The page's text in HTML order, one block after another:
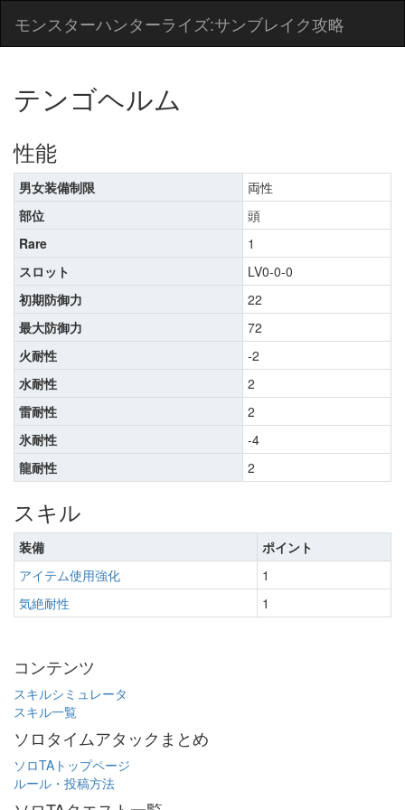
モンスターハンターライズ:サンブレイク攻略
テンゴヘルム
性能
男女装備制限
両性
部位
頭
Rare
1
スロット
LV0-0-0
初期防御力
22
最大防御力
72
火耐性
-2
水耐性
2
雷耐性
2
氷耐性
-4
龍耐性
2
スキル
装備
ポイント
アイテム使用強化
1
気絶耐性
1
コンテンツ
スキルシミュレータ
スキル一覧
ソロタイムアタックまとめ
ソロTAトップページ
ルール・投稿方法